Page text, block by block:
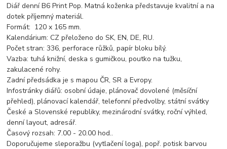
Diář denní B6 Print Pop. Matná koženka představuje kvalitní a na
dotek příjemný materiál.
Formát: 120 x 165 mm.
Kalendárium: CZ přeloženo do SK, EN, DE, RU.
Počet stran: 336, perforace růžků, papír bloku bílý.
Vazba: tuhá knižní, deska s gumičkou, poutko na tužku,
zakulacené rohy.
Zadní předsádka je s mapou ČR, SR a Evropy.
Infostránky diářů: osobní údaje, plánovač dovolené (měsíční
přehled), plánovací kalendář, telefonní předvolby, státní svátky
České a Slovenské republiky, mezinárodní svátky, roční výhled,
denní layout, adresář.
Časový rozsah: 7.00 - 20.00 hod..
Doporučujeme sleporažbu (vytlačení loga), popř. potisk barvou